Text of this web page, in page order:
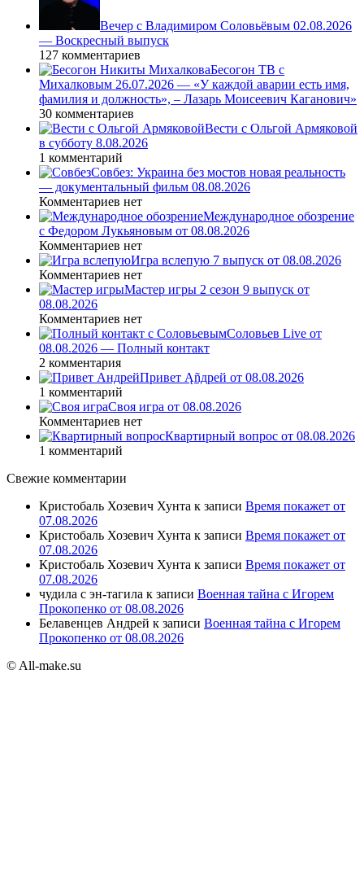
Вечер с Владимиром Соловьёвым 02.08.2026
— Воскресный выпуск
127 комментариев
Бесогон ТВ с
Михалковым 26.07.2026 — «У каждой аварии есть имя,
фамилия и должность», – Лазарь Моисеевич Каганович»
30 комментариев
Вести с Ольгой Армяковой
в субботу 8.08.2026
1 комментарий
Совбез: Украина без мостов новая реальность
— документальный фильм 08.08.2026
Комментариев нет
Международное обозрение
с Федором Лукьяновым от 08.08.2026
Комментариев нет
Игра вслепую 7 выпуск от 08.08.2026
Комментариев нет
Мастер игры 2 сезон 9 выпуск от
08.08.2026
Комментариев нет
Соловьев Live от
08.08.2026 — Полный контакт
2 комментария
Привет Ąñдpей от 08.08.2026
1 комментарий
Своя игра от 08.08.2026
Комментариев нет
Квартирный вопрос от 08.08.2026
1 комментарий
Свежие комментарии
Кристобаль Хозевич Хунта к записи Время покажет от
07.08.2026
Кристобаль Хозевич Хунта к записи Время покажет от
07.08.2026
Кристобаль Хозевич Хунта к записи Время покажет от
07.08.2026
чудила с эн-тагила к записи Военная тайна с Игорем
Прокопенко от 08.08.2026
Белавенцев Андрей к записи Военная тайна с Игорем
Прокопенко от 08.08.2026
© All-make.su